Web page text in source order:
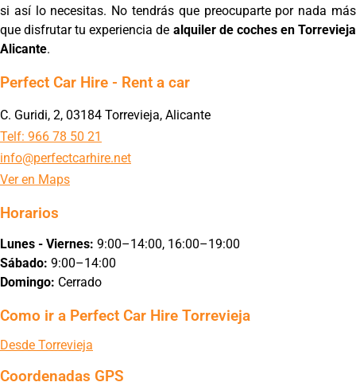
si así lo necesitas. No tendrás que preocuparte por nada más
que disfrutar tu experiencia de alquiler de coches en Torrevieja
Alicante.
Perfect Car Hire - Rent a car
C. Guridi, 2, 03184 Torrevieja, Alicante
Telf: 966 78 50 21
info@perfectcarhire.net
Ver en Maps
Horarios
Lunes - Viernes: 9:00–14:00, 16:00–19:00
Sábado: 9:00–14:00
Domingo: Cerrado
Como ir a Perfect Car Hire Torrevieja
Desde Torrevieja
Coordenadas GPS